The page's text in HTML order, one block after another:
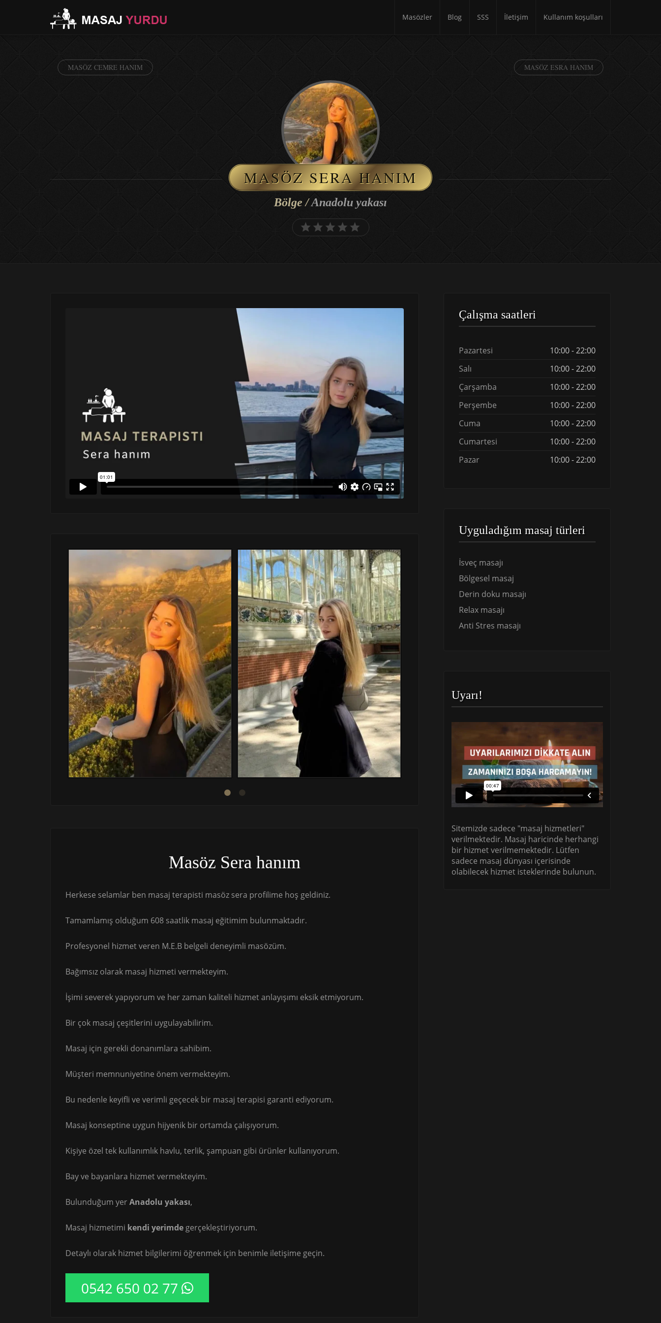
Masözler Blog SSS İletişim Kullanım koşulları
MASÖZ CEMRE HANIM MASÖZ ESRA HANIM
MASÖZ SERA HANIM
Bölge /Anadolu yakası
Masöz Sera hanım
Herkese selamlar ben masaj terapisti masöz sera profilime hoş geldiniz.
Tamamlamış olduğum 608 saatlik masaj eğitimim bulunmaktadır.
Profesyonel hizmet veren M.E.B belgeli deneyimli masözüm.
Bağımsız olarak masaj hizmeti vermekteyim.
İşimi severek yapıyorum ve her zaman kaliteli hizmet anlayışımı eksik etmiyorum.
Bir çok masaj çeşitlerini uygulayabilirim.
Masaj için gerekli donanımlara sahibim.
Müşteri memnuniyetine önem vermekteyim.
Bu nedenle keyifli ve verimli geçecek bir masaj terapisi garanti ediyorum.
Masaj konseptine uygun hijyenik bir ortamda çalışıyorum.
Kişiye özel tek kullanımlık havlu, terlik, şampuan gibi ürünler kullanıyorum.
Bay ve bayanlara hizmet vermekteyim.
Bulunduğum yerAnadolu yakası,
Masaj hizmetimi kendi yerimde gerçekleştiriyorum.
Detaylı olarak hizmet bilgilerimi öğrenmek için benimle iletişime geçin.
0542 650 02 77
Çalışma saatleri
Pazartesi
10:00 - 22:00
Salı
10:00 - 22:00
Çarşamba
10:00 - 22:00
Perşembe
10:00 - 22:00
Cuma
10:00 - 22:00
Cumartesi
10:00 - 22:00
Pazar
10:00 - 22:00
Uyguladığım masaj türleri
İsveç masajı
Bölgesel masaj
Derin doku masajı
Relax masajı
Anti Stres masajı
Uyarı!
Sitemizde sadece "masaj hizmetleri"
verilmektedir. Masaj haricinde herhangi
bir hizmet verilmemektedir. Lütfen
sadece masaj dünyası içerisinde
olabilecek hizmet isteklerinde bulunun.